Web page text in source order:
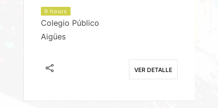
9 hours
Colegio Público
Aigües
VER DETALLE